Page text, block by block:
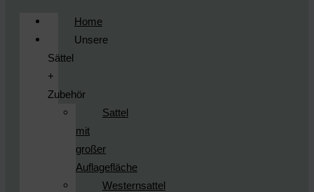
Home
Unsere
Sättel
+
Zubehör
Sattel
mit
großer
Auflagefläche
Westernsattel